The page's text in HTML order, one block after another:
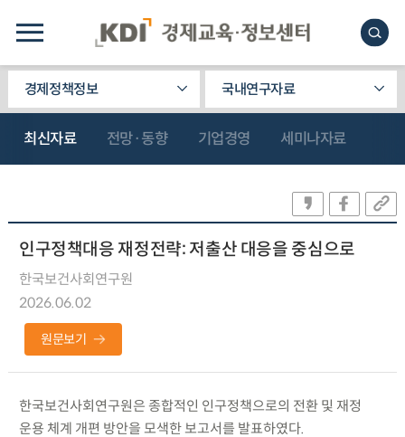
경제정책정보 국내연구자료
최신자료 전망·동향 기업경영 세미나자료
인구정책대응 재정전략: 저출산 대응을 중심으로
한국보건사회연구원
2026.06.02
원문보기
한국보건사회연구원은 종합적인 인구정책으로의 전환 및 재정
운용 체계 개편 방안을 모색한 보고서를 발표하였다.